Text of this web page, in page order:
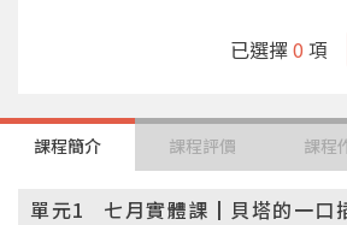
已選擇0 項
課程簡介 課程評價 課程
單元1 七月實體課┃貝塔的一